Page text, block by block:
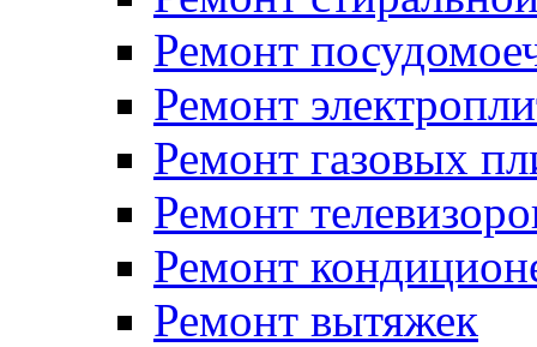
Ремонт
Ремонт
Ремонт газовых
Ремонт
Ремонт
Ремонт вытяжек